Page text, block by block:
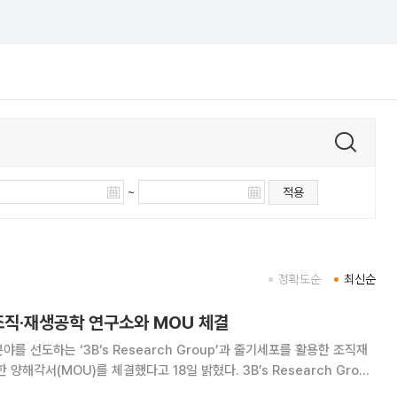
~ 적용
최신순
정확도순
·재생공학 연구소와 MOU 체결
야를 선도하는 ‘3B’s Research Group’과 줄기세포를 활용한 조직재
(MOU)를 체결했다고 18일 밝혔다. 3B’s Research Group